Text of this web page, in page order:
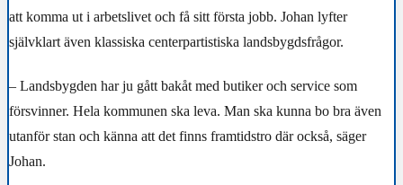
att komma ut i arbetslivet och få sitt första jobb. Johan lyfter
självklart även klassiska centerpartistiska landsbygdsfrågor.
– Landsbygden har ju gått bakåt med butiker och service som
försvinner. Hela kommunen ska leva. Man ska kunna bo bra även
utanför stan och känna att det finns framtidstro där också, säger
Johan.